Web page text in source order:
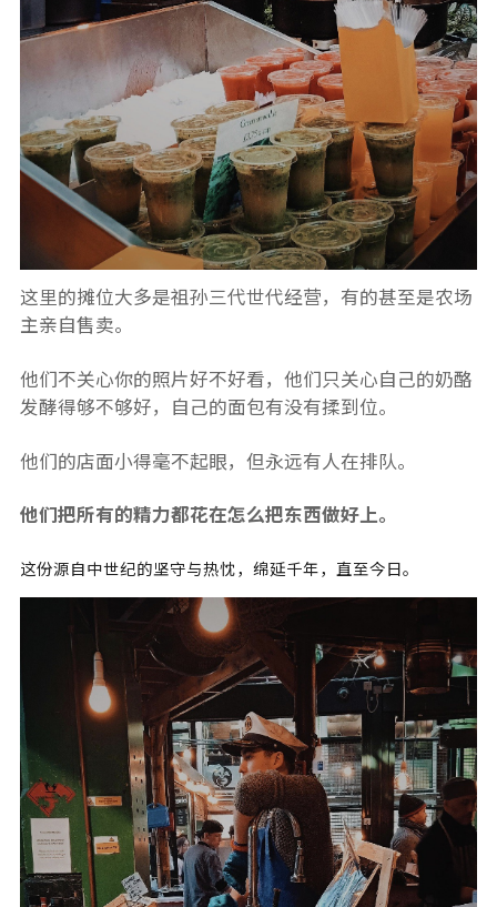
这里的摊位大多是祖孙三代世代经营，有的甚至是农场
主亲自售卖。
他们不关心你的照片好不好看，他们只关心自己的奶酪
发酵得够不够好，自己的面包有没有揉到位。
他们的店面小得毫不起眼，但永远有人在排队。
他们把所有的精力都花在怎么把东西做好上。
这份源自中世纪的坚守与热忱，绵延千年，直至今日。